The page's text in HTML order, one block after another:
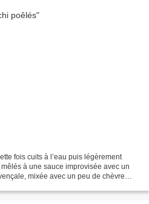
fois cuits à l’eau puis légèrement
à une sauce improvisée avec un
mixée avec un peu de chèvre